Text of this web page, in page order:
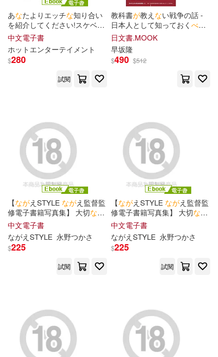
あなたよりエッチな知り合い
を紹介してください!スケベな
子の友達はヤリマンのハズ!誰
が 見ても何度ヤってもエロい
“す べ らない女子”をハメ倒す!
Episode.03 (電子書)
中文電子書
ホットエンターテイメント
$280
試閱
教科書が教え ない戦争の話 -
日本人として知っておく べき
大切な 歴史 -
日文書.MOOK
早坂隆
$490 $512
【ながえSTYLE ながえ監督監
修電子書籍写真集】 大切な愛
妻の体も心も戸籍も存在もす
べ て上司のものに 永野つかさ
Vol.2 (電子書)
中文電子書
ながえSTYLE 永野つかさ
$225
試閱
【ながえSTYLE ながえ監督監
修電子書籍写真集】 大切な愛
妻の体も心も戸籍も存在もす
べ て上司のものに 永野つかさ
Vol.1 (電子書)
中文電子書
ながえSTYLE 永野つかさ
$225
試閱